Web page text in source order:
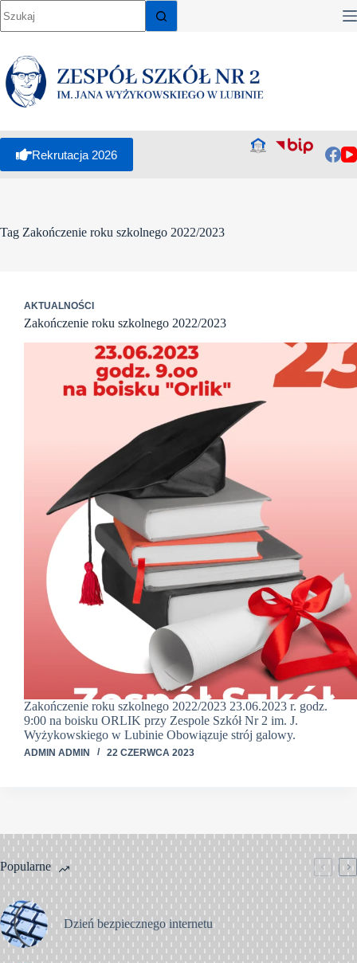
do
treści
Rekrutacja 2026
Tag Zakończenie roku szkolnego 2022/2023
AKTUALNOŚCI
Zakończenie roku szkolnego 2022/2023
Zakończenie roku szkolnego 2022/2023 23.06.2023 r. godz.
9:00 na boisku ORLIK przy Zespole Szkół Nr 2 im. J.
Wyżykowskiego w Lubinie Obowiązuje strój galowy.
ADMIN ADMIN 22 CZERWCA 2023
Popularne
Dzień bezpiecznego internetu